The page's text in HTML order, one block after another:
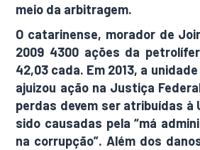
meio da arbitragem.
O catarinense, morador de
2009 4300 ações da
42,03 cada. Em 2013, a unidade
ajuizou ação na Justiça
perdas devem ser atribuídas à
sido causadas pela “má
na corrupção”. Além dos